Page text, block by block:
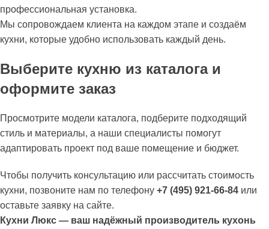
профессиональная установка.
Мы сопровождаем клиента на каждом этапе и создаём
кухни, которые удобно использовать каждый день.
Выберите кухню из каталога и
оформите заказ
Просмотрите модели каталога, подберите подходящий
стиль и материалы, а наши специалисты помогут
адаптировать проект под ваше помещение и бюджет.
Чтобы получить консультацию или рассчитать стоимость
кухни, позвоните нам по телефону +7 (495) 921-66-84 или
оставьте заявку на сайте.
Кухни Люкс — ваш надёжный производитель кухонь